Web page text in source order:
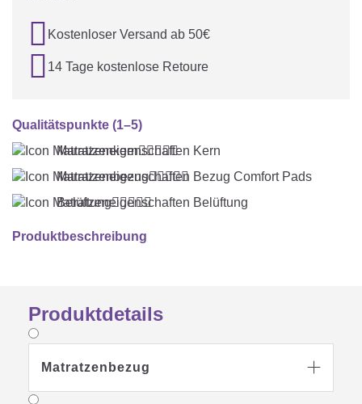
 Kostenloser Versand ab 50€
 14 Tage kostenlose Retoure
Qualitätspunkte (1–5)
Matratzenkern
Matratzenbezug
Belüftung
Produktbeschreibung
Produktdetails
Matratzenbezug 